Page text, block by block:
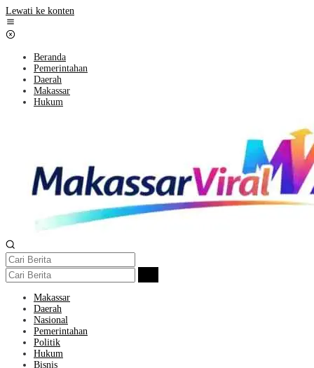
Lewati ke konten
Beranda
Pemerintahan
Daerah
Makassar
Hukum
Makassar
Daerah
Nasional
Pemerintahan
Politik
Hukum
Bisnis